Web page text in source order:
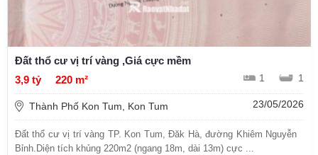
Đất thổ cư vị trí vàng ,Giá cực mềm
3,9 tỷ
220 m² 1 1
Thành Phố Kon Tum, Kon Tum 23/05/2026
Đất thổ cư vị trí vàng TP. Kon Tum, Đăk Hà, đường Khiêm Nguyễn
Bỉnh.Diện tích khủng 220m2 (ngang 18m, dài 13m) cực ...